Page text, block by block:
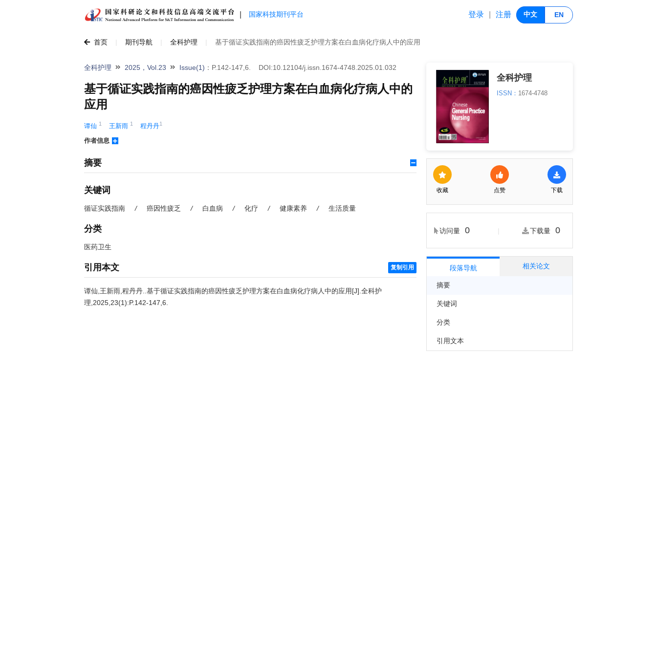
国家科技期刊平台 登录 注册 中文 EN
首页 期刊导航 全科护理 基于循证实践指南的癌因性疲乏护理方案在白血病化疗病人中的应用
全科护理 2025，Vol.23 Issue(1) ：P.142-147,6. DOI:10.12104/j.issn.1674-4748.2025.01.032
基于循证实践指南的癌因性疲乏护理方案在白血病化疗病人中的
应用
谭仙 1 王新雨 1 程丹丹1
作者信息
摘要
关键词
循证实践指南 / 癌因性疲乏 / 白血病 / 化疗 / 健康素养 / 生活质量
分类
医药卫生
引用本文 复制引用
谭仙,王新雨,程丹丹..基于循证实践指南的癌因性疲乏护理方案在白血病化疗病人中的应用[J].全科护
理,2025,23(1):P.142-147,6.
全科护理
ISSN： 1674-4748
收藏 点赞 下载
访问量 0 下载量 0
段落导航 相关论文
摘要
关键词
分类
引用文本